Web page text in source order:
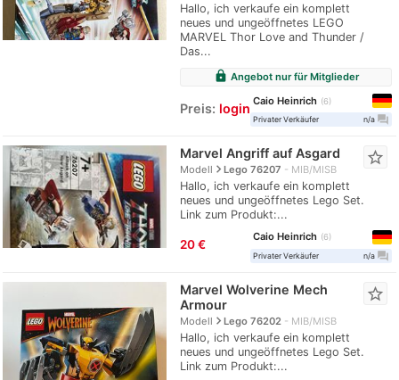
Hallo, ich verkaufe ein komplett
neues und ungeöffnetes LEGO
MARVEL Thor Love and Thunder /
Das...
lock Angebot nur für Mitglieder
Preis: login
Caio Heinrich
6
Privater Verkäufer
n/a question_answer
Marvel Angriff auf Asgard
Modellnavigate_nextLego 76207 MIB/MISB
Hallo, ich verkaufe ein komplett
neues und ungeöffnetes Lego Set.
Link zum Produkt:...
star_border
20 €
Caio Heinrich
6
Privater Verkäufer
n/a question_answer
Marvel Wolverine Mech
Armour
Modellnavigate_nextLego 76202 MIB/MISB
Hallo, ich verkaufe ein komplett
neues und ungeöffnetes Lego Set.
Link zum Produkt:...
star_border